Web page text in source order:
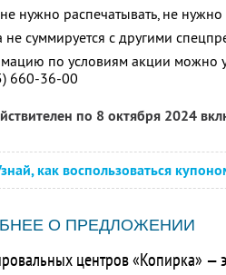
нужно распечатывать, не
не суммируется с другими
по условиям акции можно
660-36-00
по 8 октября 2024
как воспользоваться
О ПРЕДЛОЖЕНИИ
центров «Копирка» —